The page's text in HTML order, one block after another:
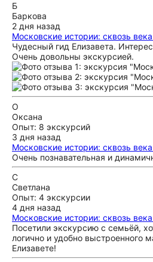
Б
Баркова
2 дня назад
Московские истории: сквозь
Чудесный гид Елизавета.
Очень довольны экскурсией.
О
Оксана
Опыт: 8 экскурсий
3 дня назад
Московские истории: сквозь
Очень познавательная и
С
Светлана
Опыт: 4 экскурсии
4 дня назад
Московские истории: сквозь
Посетили экскурсию с семьёй,
логично и удобно выстроенного
Елизавете!